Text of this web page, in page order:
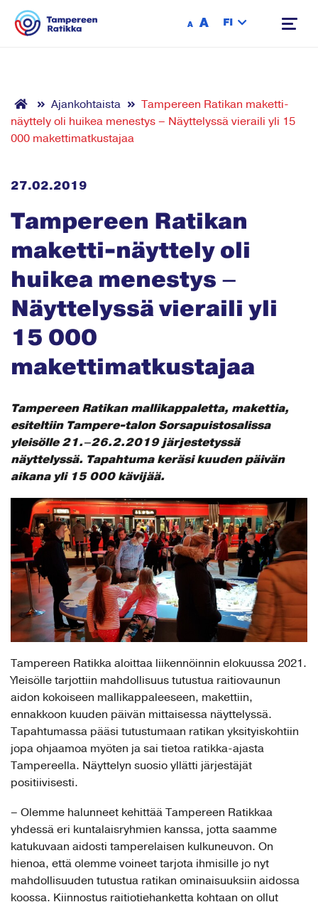
A A FI
Ajankohtaista
Tampereen Ratikan maketti-
näyttely oli huikea menestys – Näyttelyssä vieraili yli 15
000 makettimatkustajaa
27.02.2019
Tampereen Ratikan
maketti-näyttely oli
huikea menestys –
Näyttelyssä vieraili yli
15 000
makettimatkustajaa
Tampereen Ratikan mallikappaletta, makettia,
esiteltiin Tampere-talon Sorsapuistosalissa
yleisölle 21.–26.2.2019 järjestetyssä
näyttelyssä. Tapahtuma keräsi kuuden päivän
aikana yli 15 000 kävijää.
Tampereen Ratikka aloittaa liikennöinnin elokuussa 2021.
Yleisölle tarjottiin mahdollisuus tutustua raitiovaunun
aidon kokoiseen mallikappaleeseen, makettiin,
ennakkoon kuuden päivän mittaisessa näyttelyssä.
Tapahtumassa pääsi tutustumaan ratikan yksityiskohtiin
jopa ohjaamoa myöten ja sai tietoa ratikka-ajasta
Tampereella. Näyttelyn suosio yllätti järjestäjät
positiivisesti.
– Olemme halunneet kehittää Tampereen Ratikkaa
yhdessä eri kuntalaisryhmien kanssa, jotta saamme
katukuvaan aidosti tamperelaisen kulkuneuvon. On
hienoa, että olemme voineet tarjota ihmisille jo nyt
mahdollisuuden tutustua ratikan ominaisuuksiin aidossa
koossa. Kiinnostus raitiotiehanketta kohtaan on ollut